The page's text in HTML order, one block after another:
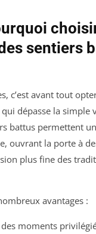
sentiers
c’est avant tout
dépasse la simple
battus permettent
ouvrant la porte à
plus fine des
avantages :
moments